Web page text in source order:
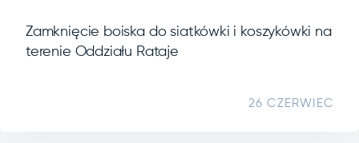
Zamknięcie boiska do siatkówki i koszykówki na
terenie Oddziału Rataje
26 CZERWIEC